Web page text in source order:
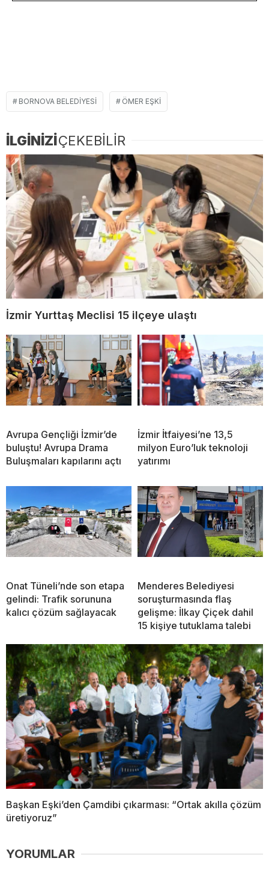
BORNOVA BELEDIYESI ÖMER EŞKI
İLGİNİZİÇEKEBİLİR
İzmir Yurttaş Meclisi 15 ilçeye ulaştı
Avrupa Gençliği İzmir’de
buluştu! Avrupa Drama
Buluşmaları kapılarını açtı
İzmir İtfaiyesi’ne 13,5
milyon Euro’luk teknoloji
yatırımı
Onat Tüneli’nde son etapa
gelindi: Trafik sorununa
kalıcı çözüm sağlayacak
Menderes Belediyesi
soruşturmasında flaş
gelişme: İlkay Çiçek dahil
15 kişiye tutuklama talebi
Başkan Eşki’den Çamdibi çıkarması: “Ortak akılla çözüm
üretiyoruz”
YORUMLAR